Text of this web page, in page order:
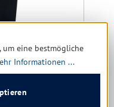
um eine bestmögliche
Informationen ...